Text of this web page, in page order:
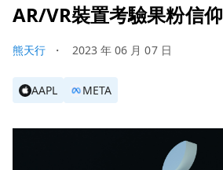
AR/VR裝置考驗果粉信仰
熊天行 ・ 2023 年 06 月 07 日
AAPL META